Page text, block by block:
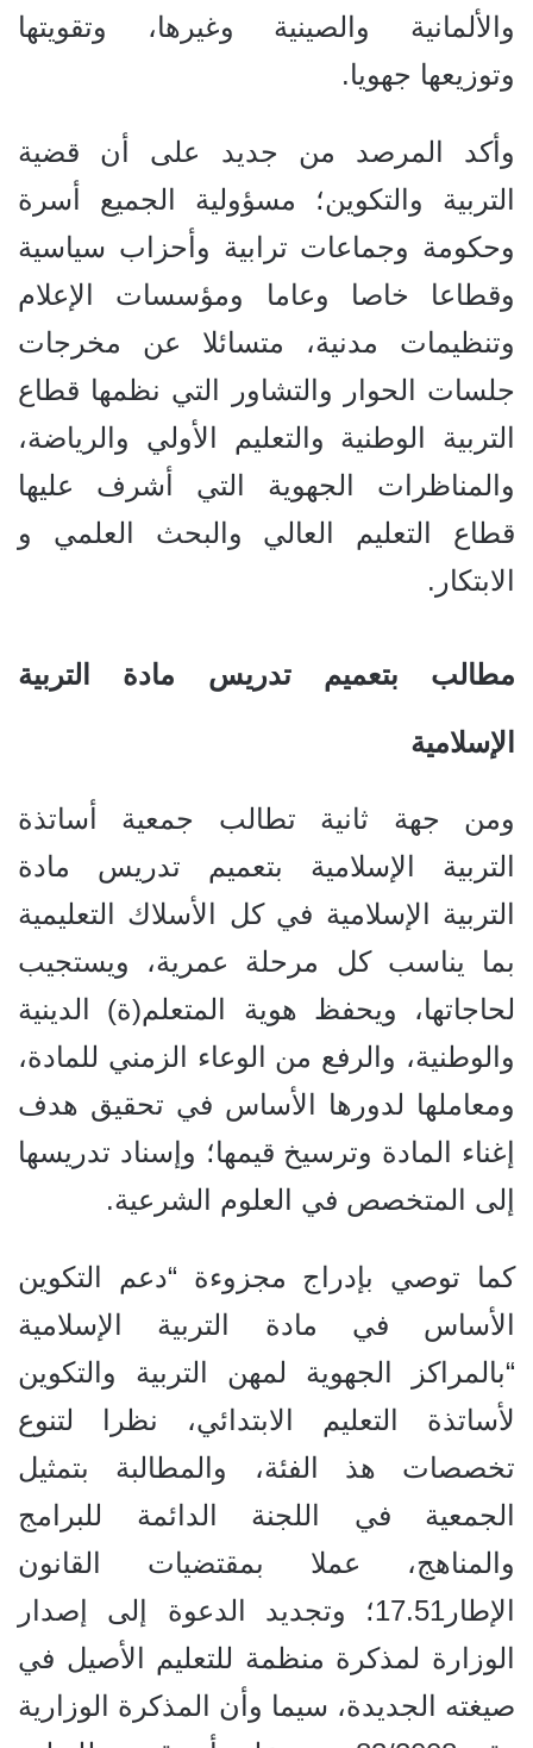
والألمانية والصينية وغيرها، وتقويتها
وتوزيعها جهويا.
وأكد المرصد من جديد على أن قضية
التربية والتكوين؛ مسؤولية الجميع أسرة
وحكومة وجماعات ترابية وأحزاب سياسية
وقطاعا خاصا وعاما ومؤسسات الإعلام
وتنظيمات مدنية، متسائلا عن مخرجات
جلسات الحوار والتشاور التي نظمها قطاع
التربية الوطنية والتعليم الأولي والرياضة،
والمناظرات الجهوية التي أشرف عليها
قطاع التعليم العالي والبحث العلمي و
الابتكار.
مطالب بتعميم تدريس مادة التربية
الإسلامية
ومن جهة ثانية تطالب جمعية أساتذة
التربية الإسلامية بتعميم تدريس مادة
التربية الإسلامية في كل الأسلاك التعليمية
بما يناسب كل مرحلة عمرية، ويستجيب
لحاجاتها، ويحفظ هوية المتعلم(ة) الدينية
والوطنية، والرفع من الوعاء الزمني للمادة،
ومعاملها لدورها الأساس في تحقيق هدف
إغناء المادة وترسيخ قيمها؛ وإسناد تدريسها
إلى المتخصص في العلوم الشرعية.
كما توصي بإدراج مجزوءة “دعم التكوين
الأساس في مادة التربية الإسلامية
“بالمراكز الجهوية لمهن التربية والتكوين
لأساتذة التعليم الابتدائي، نظرا لتنوع
تخصصات هذ الفئة، والمطالبة بتمثيل
الجمعية في اللجنة الدائمة للبرامج
والمناهج، عملا بمقتضيات القانون
الإطار17.51؛ وتجديد الدعوة إلى إصدار
الوزارة لمذكرة منظمة للتعليم الأصيل في
صيغته الجديدة، سيما وأن المذكرة الوزارية